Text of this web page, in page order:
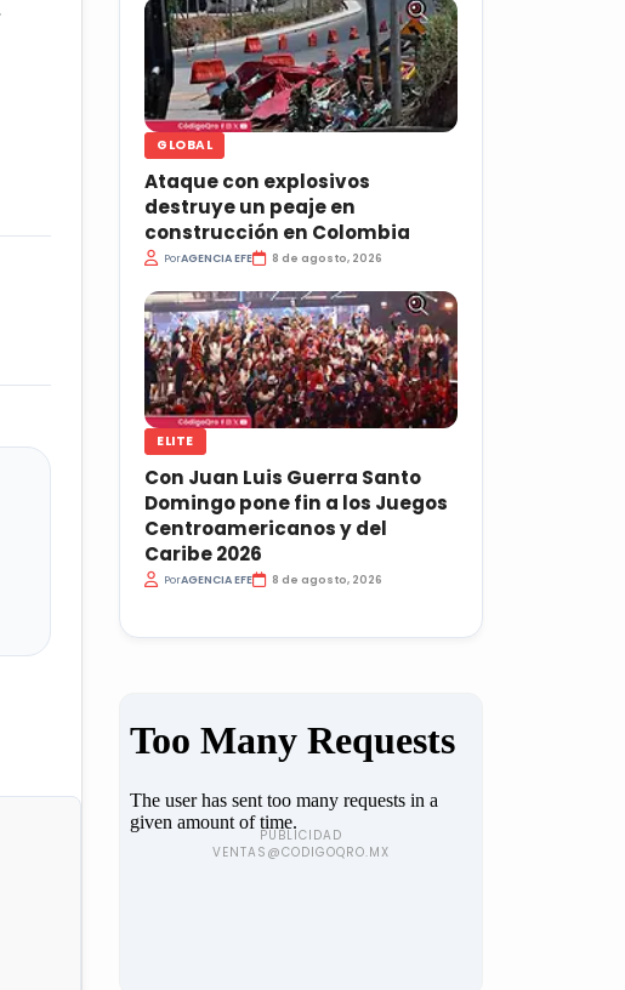
GLOBAL
Ataque con explosivos
destruye un peaje en
construcción en Colombia
PorAGENCIA EFE 8 de agosto, 2026
ELITE
Con Juan Luis Guerra Santo
Domingo pone fin a los Juegos
Centroamericanos y del
Caribe 2026
PorAGENCIA EFE 8 de agosto, 2026